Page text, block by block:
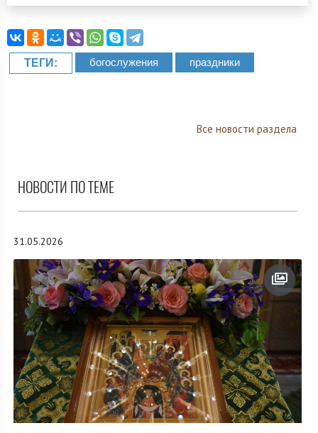
ТЕГИ: богослужения праздники
Все новости раздела
НОВОСТИ ПО ТЕМЕ
31.05.2026